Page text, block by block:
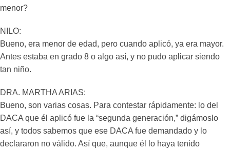
menor?
NILO:
Bueno, era menor de edad, pero cuando aplicó, ya era mayor.
Antes estaba en grado 8 o algo así, y no pudo aplicar siendo
tan niño.
DRA. MARTHA ARIAS:
Bueno, son varias cosas. Para contestar rápidamente: lo del
DACA que él aplicó fue la “segunda generación,” digámoslo
así, y todos sabemos que ese DACA fue demandado y lo
declararon no válido. Así que, aunque él lo haya tenido